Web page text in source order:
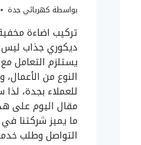
بواسطة كهربائي جدة
تركيب اضاءة
ديكوري جذاب ليس
يستلزم
النوع من
للعملاء بجدة،
مقال اليوم على
ما يميز شركتنا
التواصل وطلب